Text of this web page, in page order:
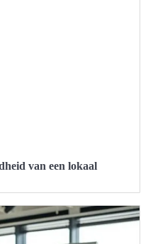
van een lokaal